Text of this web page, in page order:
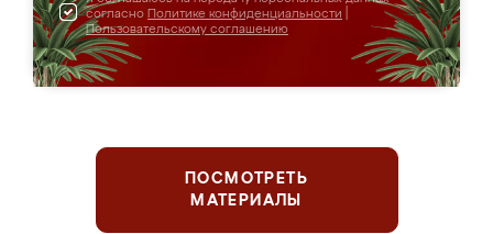
согласно Политике конфиденциальности
Пользовательскому соглашению
ПОСМОТРЕТЬ
МАТЕРИАЛЫ